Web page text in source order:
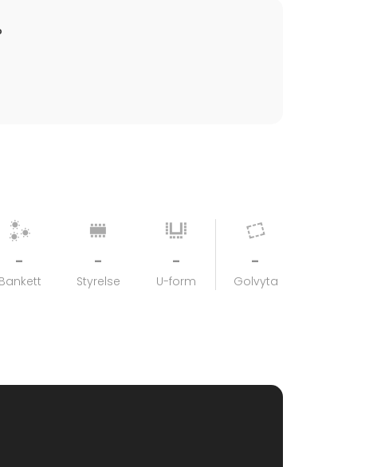
-
Bankett
-
Styrelse
-
U-form
-
Golvyta